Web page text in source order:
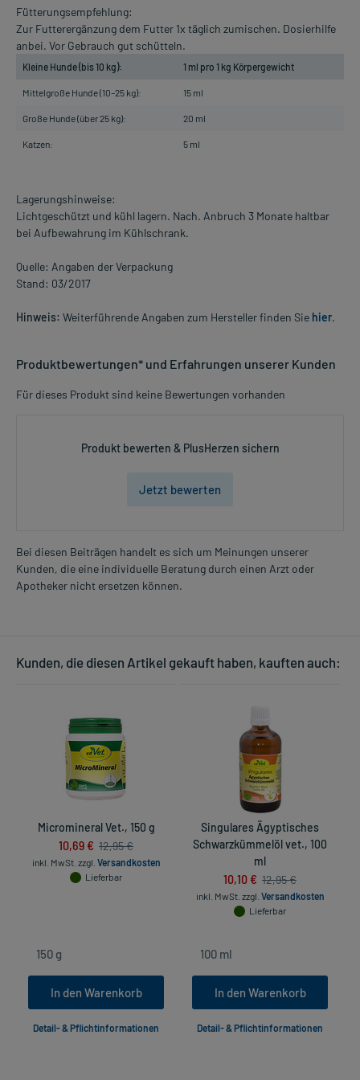
Fütterungsempfehlung:
Zur Futterergänzung dem Futter 1x täglich zumischen. Dosierhilfe
anbei. Vor Gebrauch gut schütteln.
Kleine Hunde (bis 10 kg): 1 ml pro 1 kg Körpergewicht
Mittelgroße Hunde (10–25 kg): 15 ml
Große Hunde (über 25 kg): 20 ml
Katzen: 5 ml
Lagerungshinweise:
Lichtgeschützt und kühl lagern. Nach. Anbruch 3 Monate haltbar
bei Aufbewahrung im Kühlschrank.
Quelle: Angaben der Verpackung
Stand: 03/2017
Hinweis: Weiterführende Angaben zum Hersteller finden Sie hier.
Produktbewertungen* und Erfahrungen unserer Kunden
Für dieses Produkt sind keine Bewertungen vorhanden
Produkt bewerten & PlusHerzen sichern
Jetzt bewerten
Bei diesen Beiträgen handelt es sich um Meinungen unserer
Kunden, die eine individuelle Beratung durch einen Arzt oder
Apotheker nicht ersetzen können.
Kunden, die diesen Artikel gekauft haben, kauften auch:
Micromineral Vet., 150 g
10,69 € 12,95 €
inkl. MwSt. zzgl. Versandkosten
Lieferbar
In den Warenkorb
Detail- & Pflichtinformationen
Singulares Ägyptisches
Schwarzkümmelöl vet., 100
ml
10,10 € 12,95 €
inkl. MwSt. zzgl. Versandkosten
Lieferbar
In den Warenkorb
Detail- & Pflichtinformationen